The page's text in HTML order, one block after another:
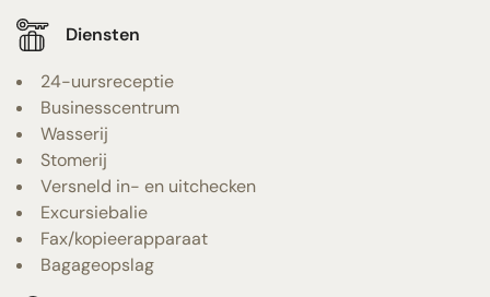
Diensten
24-uursreceptie
Businesscentrum
Wasserij
Stomerij
Versneld in- en uitchecken
Excursiebalie
Fax/kopieerapparaat
Bagageopslag